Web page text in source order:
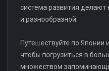
система развития
и разнообразной.
Путешествуйте по Японии
чтобы погрузиться в
множеством